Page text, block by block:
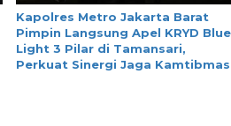
Kapolres Metro Jakarta Barat
Pimpin Langsung Apel KRYD Blue
Light 3 Pilar di Tamansari,
Perkuat Sinergi Jaga Kamtibmas